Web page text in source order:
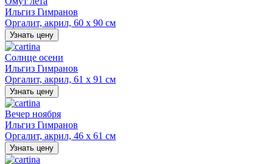
Ильгиз Гимранов
Оргалит, акрил, 60 х 90 см
Узнать цену
Солнце осени
Ильгиз Гимранов
Оргалит, акрил, 61 х 91 см
Узнать цену
Вечер ноября
Ильгиз Гимранов
Оргалит, акрил, 46 х 61 см
Узнать цену